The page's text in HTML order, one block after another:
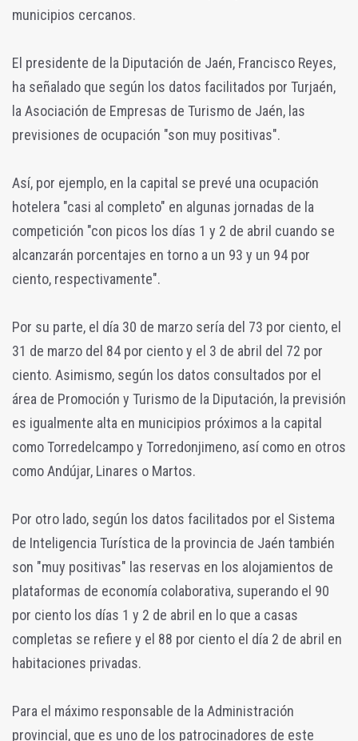
municipios cercanos.
El presidente de la Diputación de Jaén, Francisco Reyes,
ha señalado que según los datos facilitados por Turjaén,
la Asociación de Empresas de Turismo de Jaén, las
previsiones de ocupación "son muy positivas".
Así, por ejemplo, en la capital se prevé una ocupación
hotelera "casi al completo" en algunas jornadas de la
competición "con picos los días 1 y 2 de abril cuando se
alcanzarán porcentajes en torno a un 93 y un 94 por
ciento, respectivamente".
Por su parte, el día 30 de marzo sería del 73 por ciento, el
31 de marzo del 84 por ciento y el 3 de abril del 72 por
ciento. Asimismo, según los datos consultados por el
área de Promoción y Turismo de la Diputación, la previsión
es igualmente alta en municipios próximos a la capital
como Torredelcampo y Torredonjimeno, así como en otros
como Andújar, Linares o Martos.
Por otro lado, según los datos facilitados por el Sistema
de Inteligencia Turística de la provincia de Jaén también
son "muy positivas" las reservas en los alojamientos de
plataformas de economía colaborativa, superando el 90
por ciento los días 1 y 2 de abril en lo que a casas
completas se refiere y el 88 por ciento el día 2 de abril en
habitaciones privadas.
Para el máximo responsable de la Administración
provincial, que es uno de los patrocinadores de este